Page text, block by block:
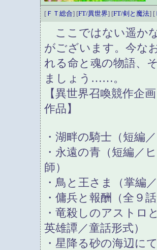
[ ＦＴ総合] [FT/異世界] [FT/剣と魔法] [
ここではない遥か
がございます。今な
れる命と魂の物語、
ましょう……。
【異世界召喚競作企
作品】
・湖畔の騎士（短編
・永遠の青（短編／
師）
・鳥と王さま（掌編
・傭兵と報酬（全９
・竜殺しのアストロ
英雄譚／童話形式）
・星降る砂の海辺に